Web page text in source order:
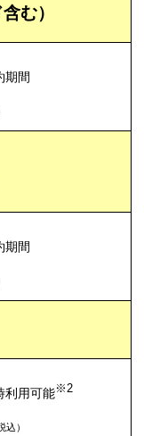
む）
期間
期間
利用可能※2
）